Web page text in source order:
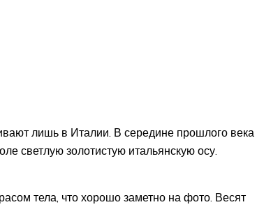
лишь в Италии. В середине прошлого века
светлую золотистую итальянскую осу.
тела, что хорошо заметно на фото. Весят